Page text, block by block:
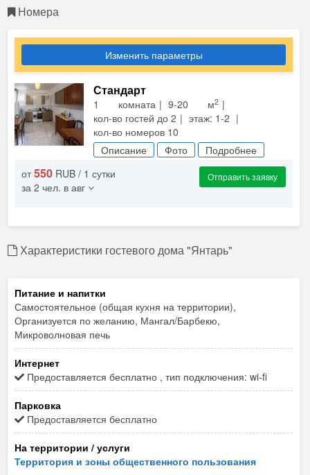
галечного пляжа около 10 минут ходьбы; 15-20 минут
ходьбы отделяют туристов от песчаного пляжа, набережной
Анапы, Театральной площади, парка отдыха с
многочисленными аттракционами для взрослых и детей.
сообщением позволит Вам совершить поездку на пляжи
Джемете, Сукко, Малого Утриша (Дельфинария),
Пионерского проспекта.
Питание:общая кухня (самостоятельно) + платное питание
Номера
Изменить параметры
Стандарт
1 комната 9-20 м2
кол-во гостей до 2
этаж: 1-2
кол-во номеров 10
Описание
Фото
Подробнее
от550 RUB / 1 сутки
за 2 чел. в авг
Отправить заявку
Характеристики гостевого дома "Янтарь"
Питание и напитки
Самостоятельное (общая кухня на территории),
Организуется по желанию, Мангал/Барбекю,
Микроволновая печь
Интернет
Предоставляется бесплатно , тип подключения: wi-fi
Парковка
Предоставляется бесплатно
На территории / услуги
Территория и зоны общественного пользования